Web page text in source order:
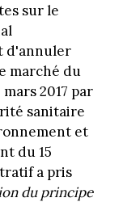
sur le
d'annuler
marché du
2017 par
sanitaire
et
du 15
a pris
du principe